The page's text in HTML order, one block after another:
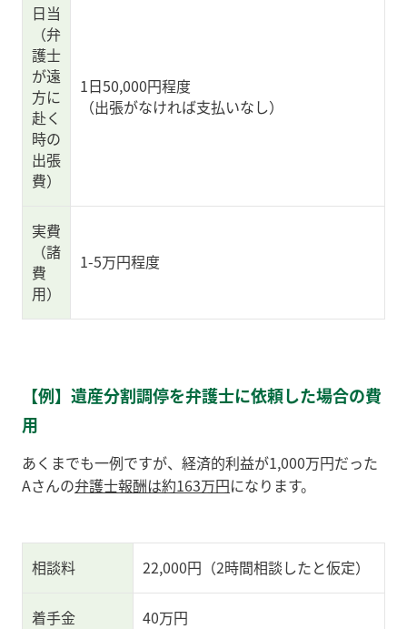
日当
（弁
護士
が遠
方に
赴く
時の
出張
費）
1日50,000円程度
（出張がなければ支払いなし）
実費
（諸
費
用）
1-5万円程度
【例】遺産分割調停を弁護士に依頼した場合の費
用
あくまでも一例ですが、経済的利益が1,000万円だった
Aさんの弁護士報酬は約163万円になります。
相談料 22,000円（2時間相談したと仮定）
着手金 40万円